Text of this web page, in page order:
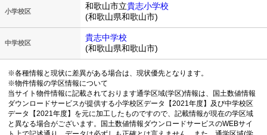
小学校区
和歌山市立貴志小学校
(和歌山県和歌山市)
中学校区
貴志中学校
(和歌山県和歌山市)
※各種情報と現状に差異がある場合は、現状優先となります。
※物件情報の学区情報について
当サイト物件情報に記載されております通学区域(学区)情報は、国土数値情報
ダウンロードサービスが提供する小学校区データ【2021年度】及び中学校区
データ【2021年度】を元に加工したものですので、記載情報が現在の学区域
と異なる場合がございます。国土数値情報ダウンロードサービスのWEBサイ